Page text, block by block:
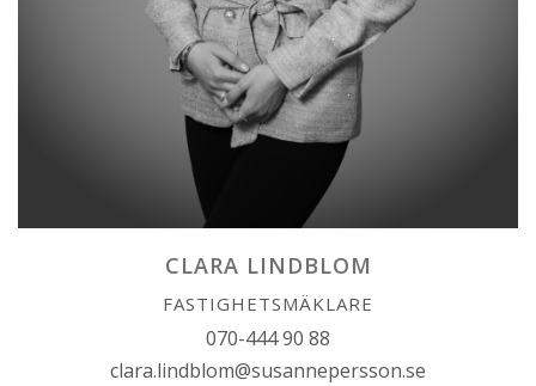
CLARA LINDBLOM
FASTIGHETSMÄKLARE
070-444 90 88
clara.lindblom@susannepersson.se